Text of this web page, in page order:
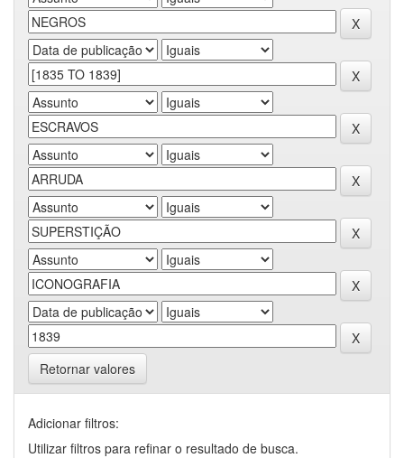
Retornar valores
Adicionar filtros:
Utilizar filtros para refinar o resultado de busca.